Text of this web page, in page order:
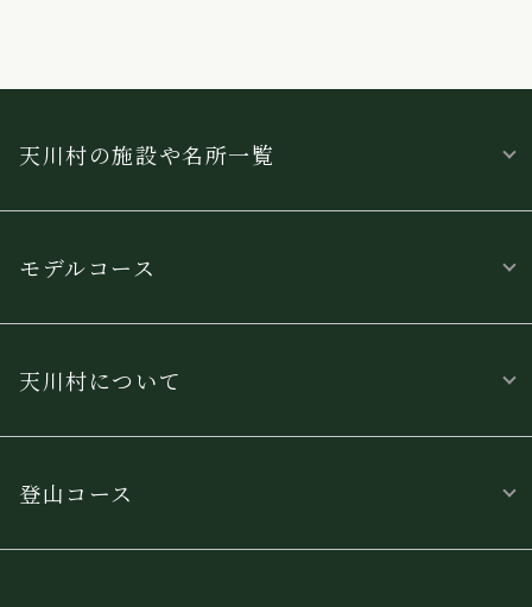
天川村の施設や名所一覧
モデルコース
天川村について
登山コース